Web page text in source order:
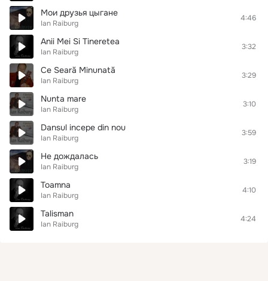
Мои друзья цыгане
Ian Raiburg
4:46
Anii Mei Si Tineretea
Ian Raiburg
3:32
Ce Seară Minunată
Ian Raiburg
3:29
Nunta mare
Ian Raiburg
3:10
Dansul incepe din nou
Ian Raiburg
3:59
Не дождалась
Ian Raiburg
3:19
Toamna
Ian Raiburg
4:10
Talisman
Ian Raiburg
4:24